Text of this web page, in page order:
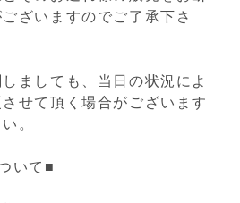
ざいますのでご了承下さ
ましても、当日の状況によ
せて頂く場合がございます
。
いて■